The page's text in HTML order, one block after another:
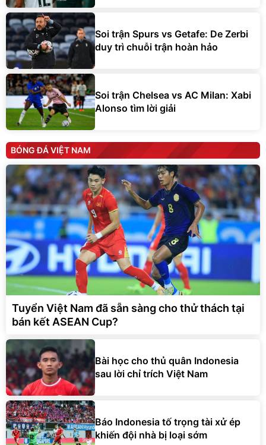
Soi trận Spurs vs Getafe: De Zerbi
duy trì chuỗi trận hoàn hảo
Soi trận Chelsea vs AC Milan: Xabi
Alonso tìm lời giải
BÓNG ĐÁ VIỆT NAM
Tuyển Việt Nam đã sẵn sàng cho thử thách tại
bán kết ASEAN Cup?
Bài học cho thủ quân Indonesia
sau lời chỉ trích Việt Nam
Báo Indonesia tố trọng tài xử ép
khiến đội nhà bị loại sớm